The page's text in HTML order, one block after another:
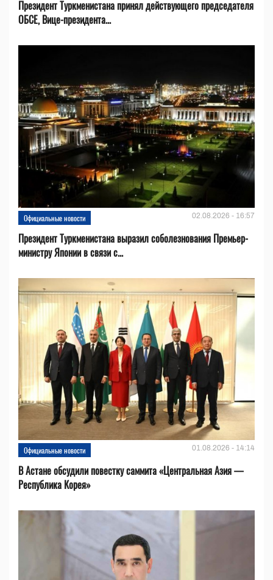
Президент Туркменистана принял действующего председателя
ОБСЕ, Вице-президента...
Официальные новости 02.08.2026 - 16:57
Президент Туркменистана выразил соболезнования Премьер-
министру Японии в связи с...
Официальные новости 01.08.2026 - 14:14
В Астане обсудили повестку саммита «Центральная Азия —
Республика Корея»